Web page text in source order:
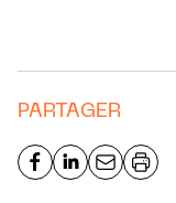
PARTAGER